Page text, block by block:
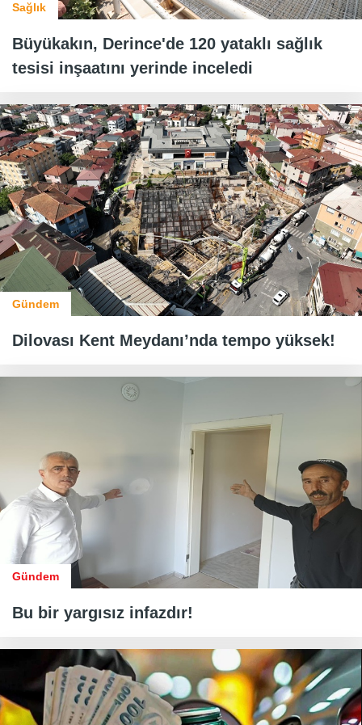
Sağlık
Büyükakın, Derince'de 120 yataklı sağlık
tesisi inşaatını yerinde inceledi
Gündem
Dilovası Kent Meydanı’nda tempo yüksek!
Gündem
Bu bir yargısız infazdır!